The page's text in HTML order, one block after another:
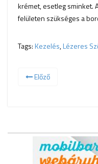
krémet, esetleg sminket.
felületen szükséges a
Tags:Kezelés,Lézeres
Előző